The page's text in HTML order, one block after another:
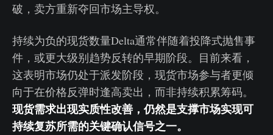
破，卖方重新夺回市场主导权。
持续为负的现货数量Delta通常伴随着投降式抛售事
件，或更大级别趋势反转的早期阶段。目前来看，
这表明市场仍处于派发阶段，现货市场参与者更倾
向于在价格反弹时逢高卖出，而非持续积累筹码。
现货需求出现实质性改善，仍然是支撑市场实现可
持续复苏所需的关键确认信号之一。